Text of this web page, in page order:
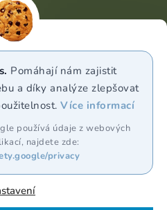
Pomáhají nám zajistit
a díky analýze zlepšovat
Více informací
používá údaje z webových
najdete zde:
privacy